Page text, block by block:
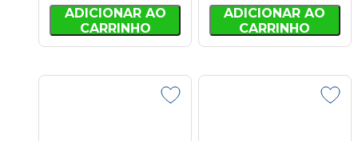
ADICIONAR AO
CARRINHO
ADICIONAR AO
CARRINHO